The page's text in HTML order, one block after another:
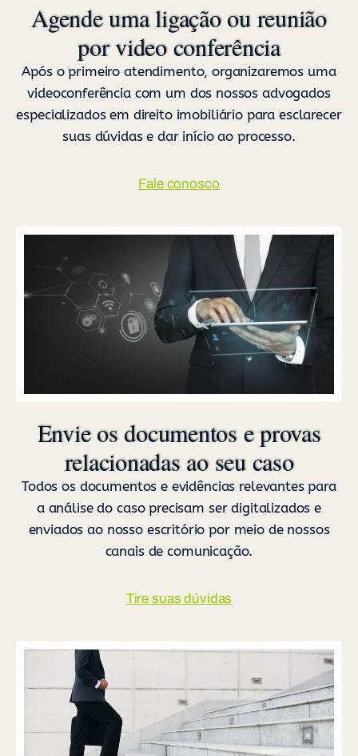
Agende uma ligação ou reunião
por video conferência
Após o primeiro atendimento, organizaremos uma
videoconferência com um dos nossos advogados
especializados em direito imobiliário para esclarecer
suas dúvidas e dar início ao processo.
Fale conosco
Envie os documentos e provas
relacionadas ao seu caso
Todos os documentos e evidências relevantes para
a análise do caso precisam ser digitalizados e
enviados ao nosso escritório por meio de nossos
canais de comunicação.
Tire suas dúvidas